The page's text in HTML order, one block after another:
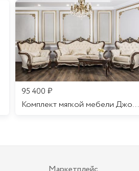
95 400 ₽
Комплект мягкой мебели Джоконда